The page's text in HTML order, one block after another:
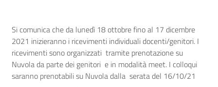
Si comunica che da lunedì 18 ottobre fino al 17 dicembre
2021 inizieranno i ricevimenti individuali docenti/genitori. I
ricevimenti sono organizzati tramite prenotazione su
Nuvola da parte dei genitori e in modalità meet. I colloqui
saranno prenotabili su Nuvola dalla serata del 16/10/21